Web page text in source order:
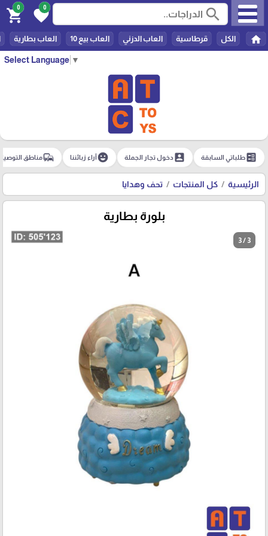
Select Language ▼
search
0
favorite
0
shopping_cart
home الكل قرطاسية العاب الدزني العاب بيع 10 العاب بطارية
ballotطلباتي السابقة account_boxدخول تجار الجملة emoji_emotionsآراء زبائننا commuteمناطق
الرئيسية كل المنتجات تحف وهدايا
بلورة بطارية
3 / 3